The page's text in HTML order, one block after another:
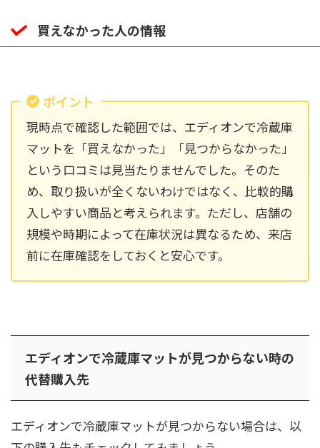
買えなかった人の情報
ポイント
現時点で確認した範囲では、エディオンで冷蔵庫
マットを「買えなかった」「見つからなかった」
という口コミは見当たりませんでした。そのた
め、取り扱いが全くないわけではなく、比較的購
入しやすい商品と考えられます。ただし、店舗の
規模や時期によって在庫状況は異なるため、来店
前に在庫確認をしておくと安心です。
エディオンで冷蔵庫マットが見つからない時の
代替購入先
エディオンで冷蔵庫マットが見つからない場合は、以